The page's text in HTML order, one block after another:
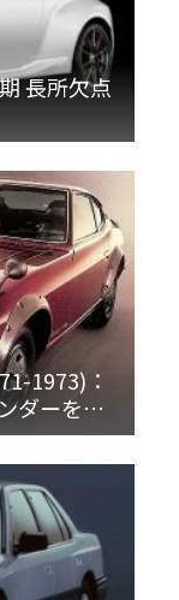
長所欠点
1973)：
ダーを装